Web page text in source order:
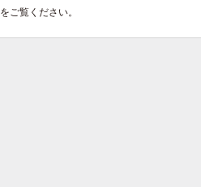
をご覧ください。